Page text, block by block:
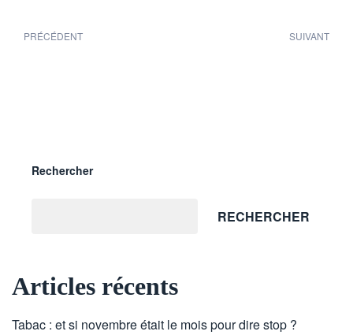
PRÉCÉDENT SUIVANT
Rechercher
RECHERCHER
Articles récents
Tabac : et si novembre était le mois pour dire stop ?